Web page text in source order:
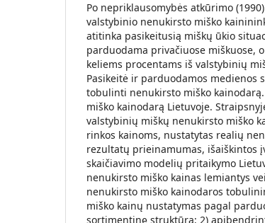
Po nepriklausomybės atkūrimo
valstybinio nenukirsto miško
atitinka pasikeitusią miškų ūkio
parduodama privačiuose miškuose,
keliems procentams iš valstybinių
Pasikeitė ir parduodamos medienos
tobulinti nenukirsto miško
miško kainodarą Lietuvoje.
valstybinių miškų nenukirsto miško
rinkos kainoms, nustatytas realių
rezultatų prieinamumas, išaiškintos
skaičiavimo modelių pritaikymo
nenukirsto miško kainas lemiantys
nenukirsto miško kainodaros
miško kainų nustatymas pagal
sortimentinę struktūrą; 2)